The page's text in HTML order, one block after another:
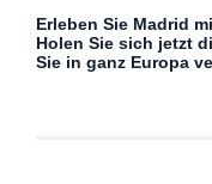
Erleben Sie Madrid
Holen Sie sich jetzt
Sie in ganz Europa